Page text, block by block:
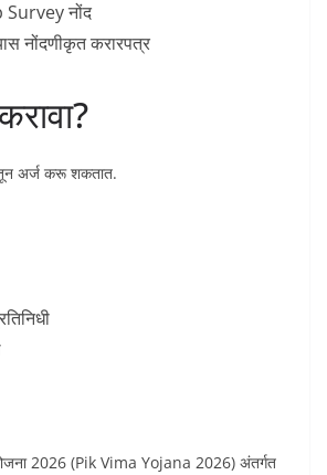
नोंद
नोंदणीकृत करारपत्र
अर्ज करू शकतात.
योजना 2026 (Pik Vima Yojana 2026) अंतर्गत